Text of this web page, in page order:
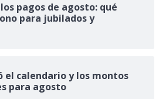
pagos de agosto: qué
para jubilados y
el calendario y los montos
para agosto